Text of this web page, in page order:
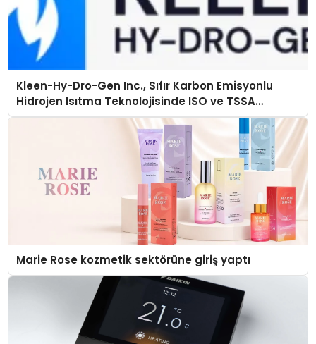
Kleen-Hy-Dro-Gen Inc., Sıfır Karbon Emisyonlu
Hidrojen Isıtma Teknolojisinde ISO ve TSSA
Düzenleyici Onaylarını Aldı
Marie Rose kozmetik sektörüne giriş yaptı